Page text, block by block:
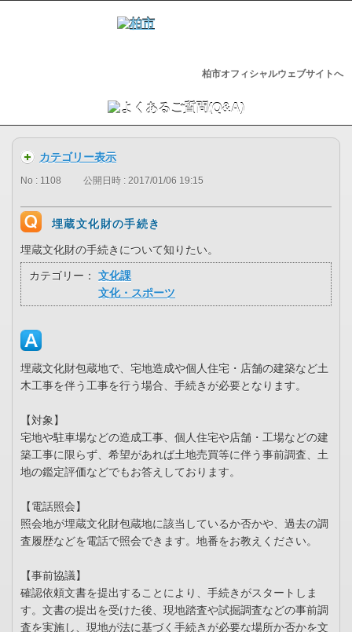
柏市オフィシャルウェブサイトへ
カテゴリー表示
No : 1108 公開日時 : 2017/01/06 19:15
埋蔵文化財の手続き
埋蔵文化財の手続きについて知りたい。
カテゴリー：
文化課
文化・スポーツ
埋蔵文化財包蔵地で、宅地造成や個人住宅・店舗の建築など土
木工事を伴う工事を行う場合、手続きが必要となります。
【対象】
宅地や駐車場などの造成工事、個人住宅や店舗・工場などの建
築工事に限らず、希望があれば土地売買等に伴う事前調査、土
地の鑑定評価などでもお答えしております。
【電話照会】
照会地が埋蔵文化財包蔵地に該当しているか否かや、過去の調
査履歴などを電話で照会できます。地番をお教えください。
【事前協議】
確認依頼文書を提出することにより、手続きがスタートしま
す。文書の提出を受けた後、現地踏査や試掘調査などの事前調
査を実施し、現地が法に基づく手続きが必要な場所か否かを文